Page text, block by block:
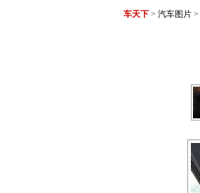
车天下 > 汽车图片 >